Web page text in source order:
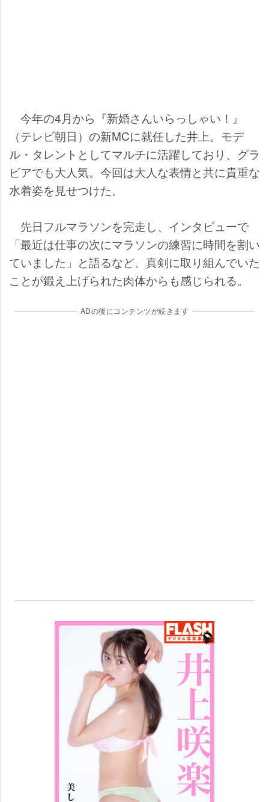
今年の4月から『新婚さんいらっしゃい！』
（テレビ朝日）の新MCに就任した井上。モデ
ル・タレントとしてマルチに活躍しており、グラ
ビアでも大人気。今回は大人な表情と共に貴重な
水着姿を見せつけた。
先日フルマラソンを完走し、インタビューで
「最近は仕事の次にマラソンの練習に時間を割い
ていました」と語るなど、真剣に取り組んでいた
ことが鍛え上げられた肉体からも感じられる。
ADの後にコンテンツが続きます